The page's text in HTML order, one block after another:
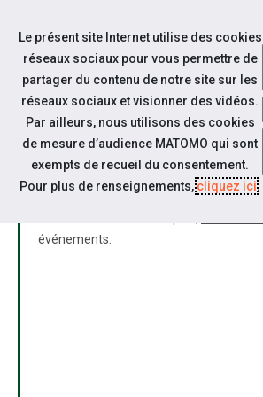
Aller au contenu
Désolé
événements.
Le présent site Internet utilise des cookies
réseaux sociaux pour vous permettre de
partager du contenu de notre site sur les
réseaux sociaux et visionner des vidéos.
Par ailleurs, nous utilisons des cookies
de mesure d’audience MATOMO qui sont
exempts de recueil du consentement.
Pour plus de renseignements,cliquez ici.